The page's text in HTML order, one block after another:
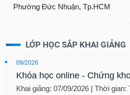
Phường Đức Nhuận, Tp.HCM
LỚP HỌC SẮP KHAI GIẢNG
09/2026
Khóa học online - Chứng
Khai giảng: 07/09/2026 | Thời gian: